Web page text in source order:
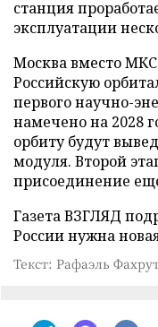
станция
эксплуатации
Москва вместо
Российскую
первого научно-
намечено на 2028
орбиту будут
модуля. Второй
присоединение
Газета ВЗГЛЯД
России нужна
Текст: Рафаэль